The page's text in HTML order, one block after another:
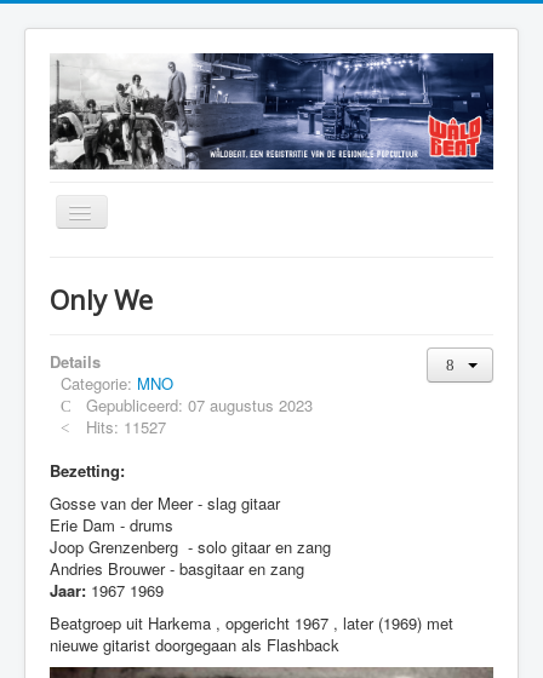
Alfabetisch Overzicht
Mooie Verhalen
Jaaroverzicht
Muzikanten
Podia
Theaterburo Friesland
Nieuws
Only We
Details
Categorie: MNO
Gepubliceerd: 07 augustus 2023
Hits: 11527
Bezetting:
Gosse van der Meer - slag gitaar
Erie Dam - drums
Joop Grenzenberg - solo gitaar en zang
Andries Brouwer - basgitaar en zang
Jaar: 1967 1969
Beatgroep uit Harkema , opgericht 1967 , later (1969) met
nieuwe gitarist doorgegaan als Flashback